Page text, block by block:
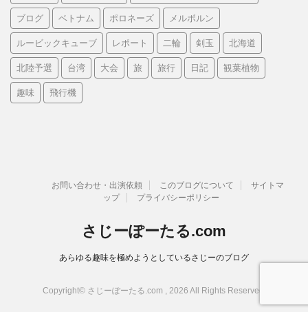
ブログ ベトナム ポロネーズ メルボルン
ルービックキューブ レポート 二輪 剣玉 北海道
北陸予選 台湾 大会 旅 旅行 日記 観葉植物
趣味 飛行機
お問い合わせ・出演依頼 このブログについて
サイトマ
ップ
プライバシーポリシー
さじーぽーたる.com
あらゆる趣味を極めようとしているさじーのブログ
Copyright© さじーぽーたる.com , 2026 All Rights Reserved.